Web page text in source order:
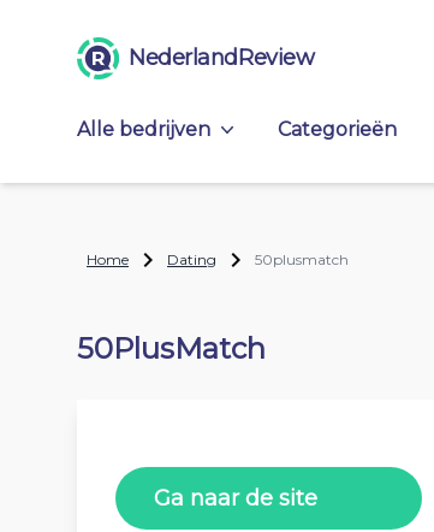
NederlandReview
Alle bedrijven Categorieën
Home Dating 50plusmatch
50PlusMatch
Ga naar de site